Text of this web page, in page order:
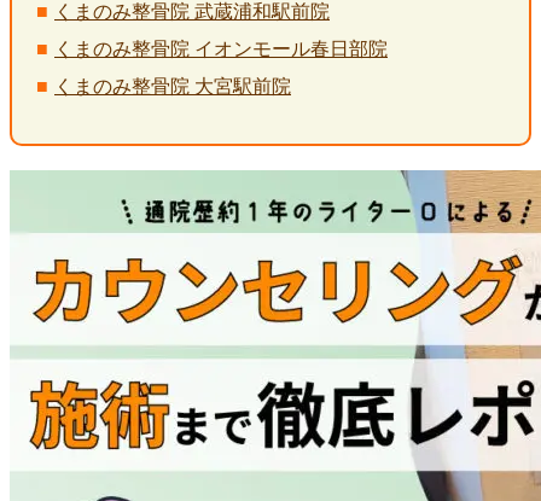
くまのみ整骨院 武蔵浦和駅前院
くまのみ整骨院 イオンモール春日部院
くまのみ整骨院 大宮駅前院